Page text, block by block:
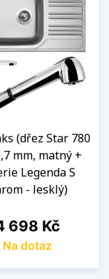
(dřez Star 780
mm, matný +
Legenda S
- lesklý)
698 Kč
Na dotaz